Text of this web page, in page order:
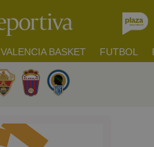
VALENCIA BASKET FUTBOL